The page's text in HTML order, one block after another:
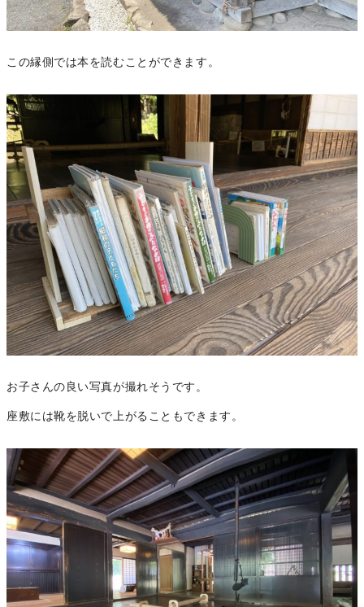
この縁側では本を読むことができます。
お子さんの良い写真が撮れそうです。
座敷には靴を脱いで上がることもできます。